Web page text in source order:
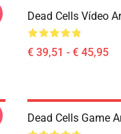
Dead Cells Vídeo
€ 39,51 - € 45,95
Dead Cells Game